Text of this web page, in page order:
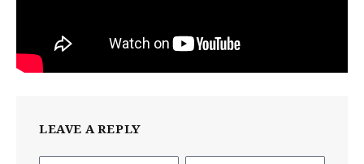
LEAVE A REPLY